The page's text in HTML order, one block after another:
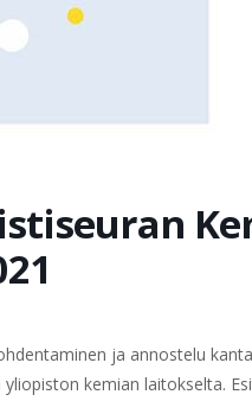
ja annostelu
kemian laitokselta.